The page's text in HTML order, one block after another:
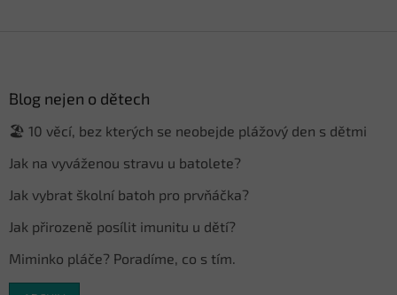
Blog nejen o dětech
🏖️ 10 věcí, bez kterých se neobejde plážový den s dětmi
Jak na vyváženou stravu u batolete?
Jak vybrat školní batoh pro prvňáčka?
Jak přirozeně posílit imunitu u dětí?
Miminko pláče? Poradíme, co s tím.